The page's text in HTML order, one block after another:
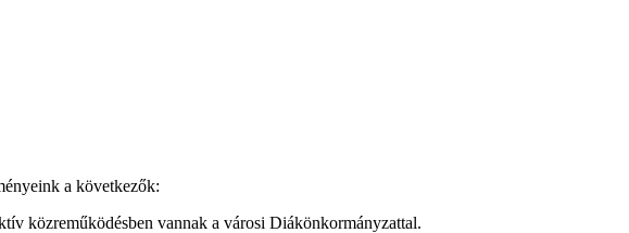
a következők:
közreműködésben vannak a városi Diákönkormányzattal.